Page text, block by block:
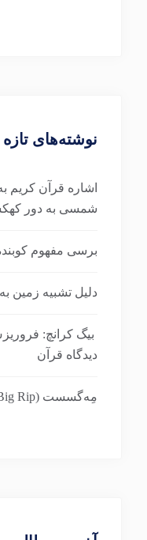
نوشته‌های تازه
اشاره قرآن
شمسی به دور
برسی مفهوم
دلیل تشبیه زمین
بیگ کرانچ:
دیدگاه قرآن
مِه‌گسست (Big Rip) در قرآن کریم